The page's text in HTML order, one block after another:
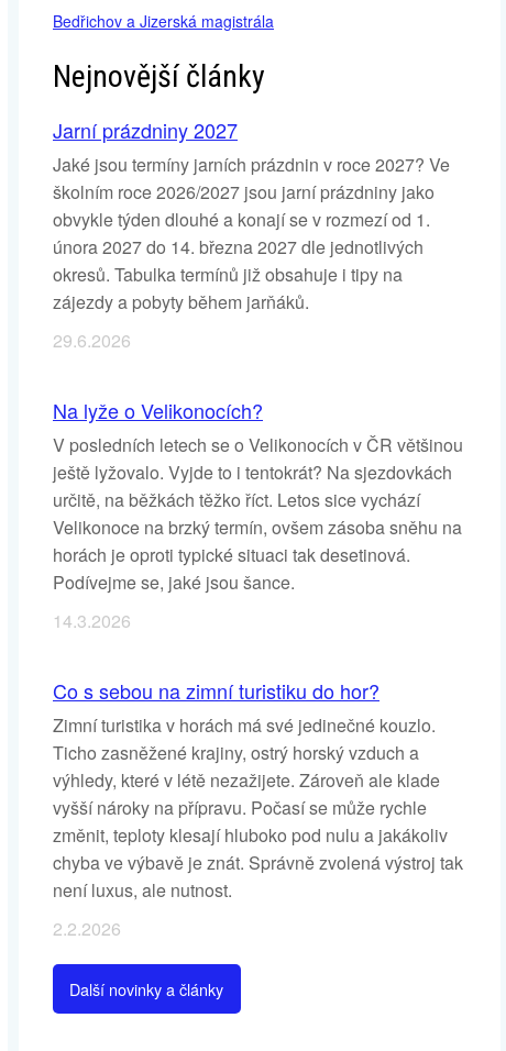
Bedřichov a Jizerská magistrála
Nejnovější články
Jarní prázdniny 2027
Jaké jsou termíny jarních prázdnin v roce 2027? Ve
školním roce 2026/2027 jsou jarní prázdniny jako
obvykle týden dlouhé a konají se v rozmezí od 1.
února 2027 do 14. března 2027 dle jednotlivých
okresů. Tabulka termínů již obsahuje i tipy na
zájezdy a pobyty během jarňáků.
29.6.2026
Na lyže o Velikonocích?
V posledních letech se o Velikonocích v ČR většinou
ještě lyžovalo. Vyjde to i tentokrát? Na sjezdovkách
určitě, na běžkách těžko říct. Letos sice vychází
Velikonoce na brzký termín, ovšem zásoba sněhu na
horách je oproti typické situaci tak desetinová.
Podívejme se, jaké jsou šance.
14.3.2026
Co s sebou na zimní turistiku do hor?
Zimní turistika v horách má své jedinečné kouzlo.
Ticho zasněžené krajiny, ostrý horský vzduch a
výhledy, které v létě nezažijete. Zároveň ale klade
vyšší nároky na přípravu. Počasí se může rychle
změnit, teploty klesají hluboko pod nulu a jakákoliv
chyba ve výbavě je znát. Správně zvolená výstroj tak
není luxus, ale nutnost.
2.2.2026
Další novinky a články